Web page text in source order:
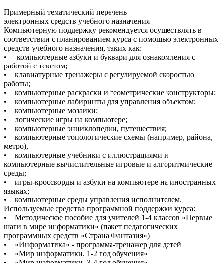
Примерный тематический перечень
электронных средств учебного назначения
Компьютерную поддержку рекомендуется осуществлять в
соответствии с планированием курса с помощью электронных
средств учебного назначения, таких как:
• компьютерные азбуки и буквари для ознакомления с
работой с текстом;
• клавиатурные тренажеры с регулируемой скоростью
работы;
• компьютерные раскраски и геометрические конструкторы;
• компьютерные лабиринты для управления объектом;
• компьютерные мозаики;
• логические игры на компьютере;
• компьютерные энциклопедии, путешествия;
• компьютерные топологические схемы (например, района,
метро),
• компьютерные учебники с иллюстрациями и
компьютерные вычислительные игровые и алгоритмические
среды;
• игры-кроссворды и азбуки на компьютере на иностранных
языках;
• компьютерные среды управления исполнителем.
Используемые средства программной поддержки курса:
• Методическое пособие для учителей 1-4 классов «Первые
шаги в мире информатики» (пакет педагогических
программных средств «Страна Фантазия»)
• «Информатика» - программа-тренажер для детей
• «Мир информатики. 1-2 год обучения»